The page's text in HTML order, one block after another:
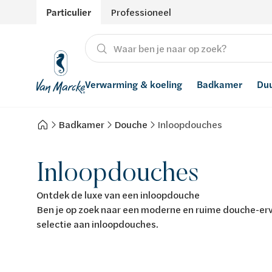
Particulier Professioneel
Verwarming & koeling
Verwarming
Koeling
Badkamer
Producten
Badkamers met richtprijs
Advies
Inspiratie
Hernieuwbare energie
Ventilatie
Regenwaterrecuperatie
Smart Home
Waterontharders
Waterfilters
Badkamer Douche Inloopdouches
Inloopdouches
Ontdek de luxe van een inloopdouche
Ben je op zoek naar een moderne en ruime douche-
selectie aan inloopdouches.